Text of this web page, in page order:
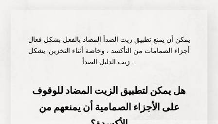
يمكن أن يمنع تطبيق زيت الصدأ المضاد بالفعل بشكل فعال
أجزاء الصمامات من التأكسد ، وخاصة أثناء التخزين. يشكل
زيت الدليل الصدأ ...
هل يمكن لتطبيق الزيت المضاد للوقوف
على الأجزاء الصمامية أن يمنعهم من